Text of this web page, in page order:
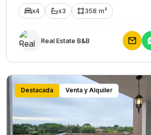
x4 x3 358 m²
Rеаl Еstаtе В&В
Destacada Venta y Alquiler